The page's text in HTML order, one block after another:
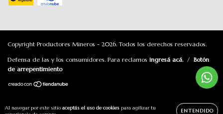
Al navegar por este sitio aceptás el uso de cookies para agilizar tu
ENTENDIDO
Copyright Productores Mineros - 2026. Todos los derechos reservados.
Defensa de las y los consumidores. Para reclamos ingresá acá. / Botón
de arrepentimiento